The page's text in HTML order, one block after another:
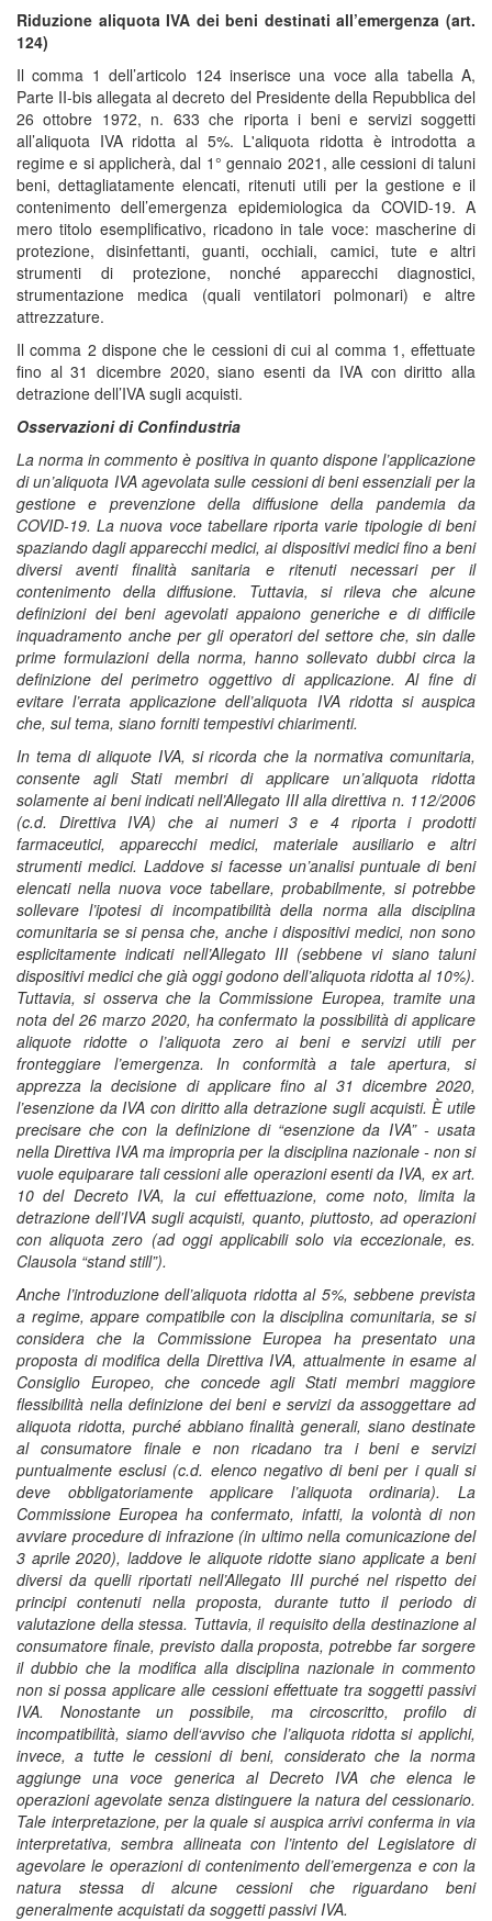
Riduzione aliquota IVA dei beni destinati all’emergenza (art.
124)
Il comma 1 dell’articolo 124 inserisce una voce alla tabella A,
Parte II-bis allegata al decreto del Presidente della Repubblica del
26 ottobre 1972, n. 633 che riporta i beni e servizi soggetti
all’aliquota IVA ridotta al 5%. L'aliquota ridotta è introdotta a
regime e si applicherà, dal 1° gennaio 2021, alle cessioni di taluni
beni, dettagliatamente elencati, ritenuti utili per la gestione e il
contenimento dell’emergenza epidemiologica da COVID-19. A
mero titolo esemplificativo, ricadono in tale voce: mascherine di
protezione, disinfettanti, guanti, occhiali, camici, tute e altri
strumenti di protezione, nonché apparecchi diagnostici,
strumentazione medica (quali ventilatori polmonari) e altre
attrezzature.
Il comma 2 dispone che le cessioni di cui al comma 1, effettuate
fino al 31 dicembre 2020, siano esenti da IVA con diritto alla
detrazione dell’IVA sugli acquisti.
Osservazioni di Confindustria
La norma in commento è positiva in quanto dispone l’applicazione
di un’aliquota IVA agevolata sulle cessioni di beni essenziali per la
gestione e prevenzione della diffusione della pandemia da
COVID-19. La nuova voce tabellare riporta varie tipologie di beni
spaziando dagli apparecchi medici, ai dispositivi medici fino a beni
diversi aventi finalità sanitaria e ritenuti necessari per il
contenimento della diffusione. Tuttavia, si rileva che alcune
definizioni dei beni agevolati appaiono generiche e di difficile
inquadramento anche per gli operatori del settore che, sin dalle
prime formulazioni della norma, hanno sollevato dubbi circa la
definizione del perimetro oggettivo di applicazione. Al fine di
evitare l’errata applicazione dell’aliquota IVA ridotta si auspica
che, sul tema, siano forniti tempestivi chiarimenti.
In tema di aliquote IVA, si ricorda che la normativa comunitaria,
consente agli Stati membri di applicare un’aliquota ridotta
solamente ai beni indicati nell’Allegato III alla direttiva n. 112/2006
(c.d. Direttiva IVA) che ai numeri 3 e 4 riporta i prodotti
farmaceutici, apparecchi medici, materiale ausiliario e altri
strumenti medici. Laddove si facesse un’analisi puntuale di beni
elencati nella nuova voce tabellare, probabilmente, si potrebbe
sollevare l’ipotesi di incompatibilità della norma alla disciplina
comunitaria se si pensa che, anche i dispositivi medici, non sono
esplicitamente indicati nell’Allegato III (sebbene vi siano taluni
dispositivi medici che già oggi godono dell’aliquota ridotta al 10%).
Tuttavia, si osserva che la Commissione Europea, tramite una
nota del 26 marzo 2020, ha confermato la possibilità di applicare
aliquote ridotte o l’aliquota zero ai beni e servizi utili per
fronteggiare l’emergenza. In conformità a tale apertura, si
apprezza la decisione di applicare fino al 31 dicembre 2020,
l’esenzione da IVA con diritto alla detrazione sugli acquisti. È utile
precisare che con la definizione di “esenzione da IVA” - usata
nella Direttiva IVA ma impropria per la disciplina nazionale - non si
vuole equiparare tali cessioni alle operazioni esenti da IVA, ex art.
10 del Decreto IVA, la cui effettuazione, come noto, limita la
detrazione dell’IVA sugli acquisti, quanto, piuttosto, ad operazioni
con aliquota zero (ad oggi applicabili solo via eccezionale, es.
Clausola “stand still”).
Anche l’introduzione dell’aliquota ridotta al 5%, sebbene prevista
a regime, appare compatibile con la disciplina comunitaria, se si
considera che la Commissione Europea ha presentato una
proposta di modifica della Direttiva IVA, attualmente in esame al
Consiglio Europeo, che concede agli Stati membri maggiore
flessibilità nella definizione dei beni e servizi da assoggettare ad
aliquota ridotta, purché abbiano finalità generali, siano destinate
al consumatore finale e non ricadano tra i beni e servizi
puntualmente esclusi (c.d. elenco negativo di beni per i quali si
deve obbligatoriamente applicare l’aliquota ordinaria). La
Commissione Europea ha confermato, infatti, la volontà di non
avviare procedure di infrazione (in ultimo nella comunicazione del
3 aprile 2020), laddove le aliquote ridotte siano applicate a beni
diversi da quelli riportati nell’Allegato III purché nel rispetto dei
principi contenuti nella proposta, durante tutto il periodo di
valutazione della stessa. Tuttavia, il requisito della destinazione al
consumatore finale, previsto dalla proposta, potrebbe far sorgere
il dubbio che la modifica alla disciplina nazionale in commento
non si possa applicare alle cessioni effettuate tra soggetti passivi
IVA. Nonostante un possibile, ma circoscritto, profilo di
incompatibilità, siamo dell‘avviso che l’aliquota ridotta si applichi,
invece, a tutte le cessioni di beni, considerato che la norma
aggiunge una voce generica al Decreto IVA che elenca le
operazioni agevolate senza distinguere la natura del cessionario.
Tale interpretazione, per la quale si auspica arrivi conferma in via
interpretativa, sembra allineata con l’intento del Legislatore di
agevolare le operazioni di contenimento dell’emergenza e con la
natura stessa di alcune cessioni che riguardano beni
generalmente acquistati da soggetti passivi IVA.